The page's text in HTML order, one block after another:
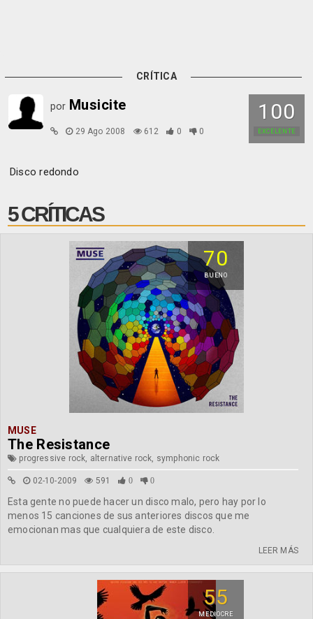
CRÍTICA
100
EXCELENTE
por Musicite
29 Ago 2008 612 0 0
Disco redondo
5 CRÍTICAS
70
BUENO
MUSE
The Resistance
progressive rock, alternative rock, symphonic rock
02-10-2009 591 0 0
Esta gente no puede hacer un disco malo, pero hay por lo
menos 15 canciones de sus anteriores discos que me
emocionan mas que cualquiera de este disco.
LEER MÁS
55
MEDIOCRE